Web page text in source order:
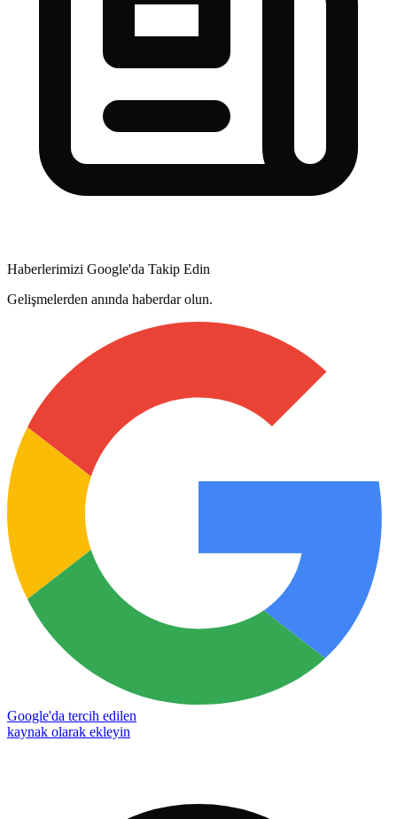
Haberlerimizi Google'da Takip Edin
Gelişmelerden anında haberdar olun.
Google'da tercih edilen
kaynak olarak ekleyin